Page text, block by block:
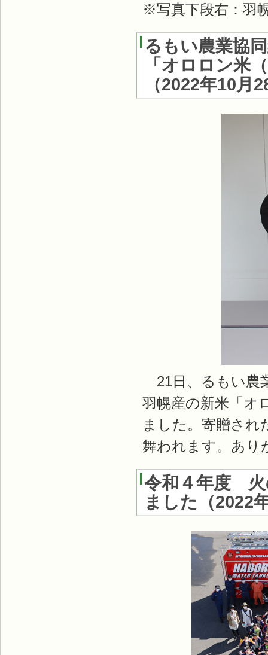
※写真下段右：羽
るもい農業協
「オロロン米
（2022年10月
21日、るもい農
羽幌産の新米「オ
ました。寄贈され
舞われます。あり
令和４年度 火
ました （2022